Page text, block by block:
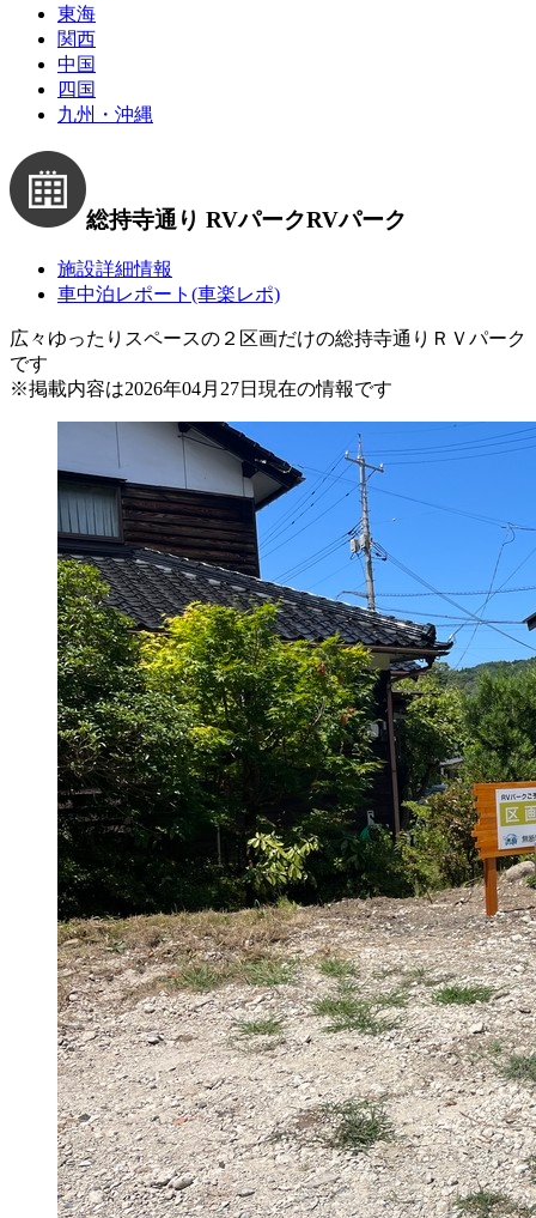
東海
関西
中国
四国
九州・沖縄
総持寺通り RVパークRVパーク
施設詳細情報
車中泊レポート(車楽レポ)
広々ゆったりスペースの２区画だけの総持寺通りＲＶパーク
です
※掲載内容は2026年04月27日現在の情報です